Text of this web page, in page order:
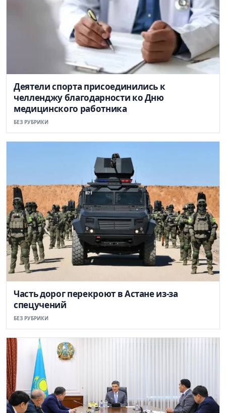
Деятели спорта присоединились к
челленджу благодарности ко Дню
медицинского работника
БЕЗ РУБРИКИ
Часть дорог перекроют в Астане из-за
спецучений
БЕЗ РУБРИКИ